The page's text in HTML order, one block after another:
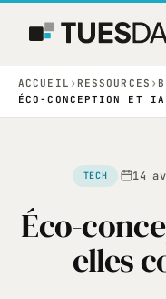
ACCUEIL › RESSOURCES ›
ÉCO-CONCEPTION ET
TECH · 14
Éco-
elles